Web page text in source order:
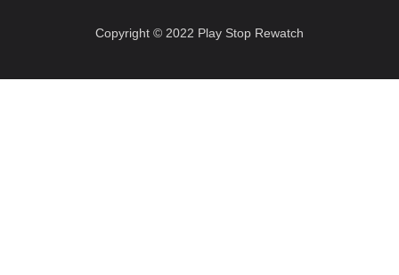
Copyright © 2022 Play Stop Rewatch